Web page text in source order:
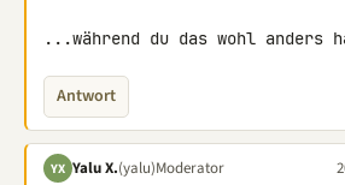
...während du das wohl anders
Antwort
YX Yalu X.(yalu)Moderator